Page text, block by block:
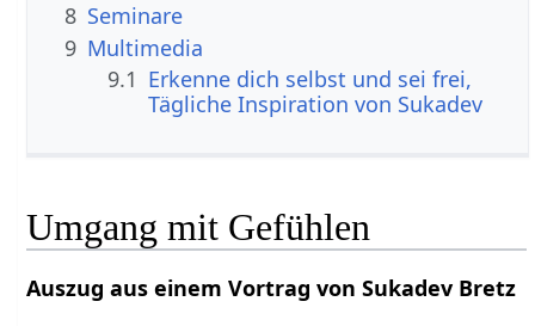
8 Seminare
9 Multimedia
9.1 Erkenne dich selbst und sei frei,
Tägliche Inspiration von Sukadev
Umgang mit Gefühlen
Auszug aus einem Vortrag von Sukadev Bretz